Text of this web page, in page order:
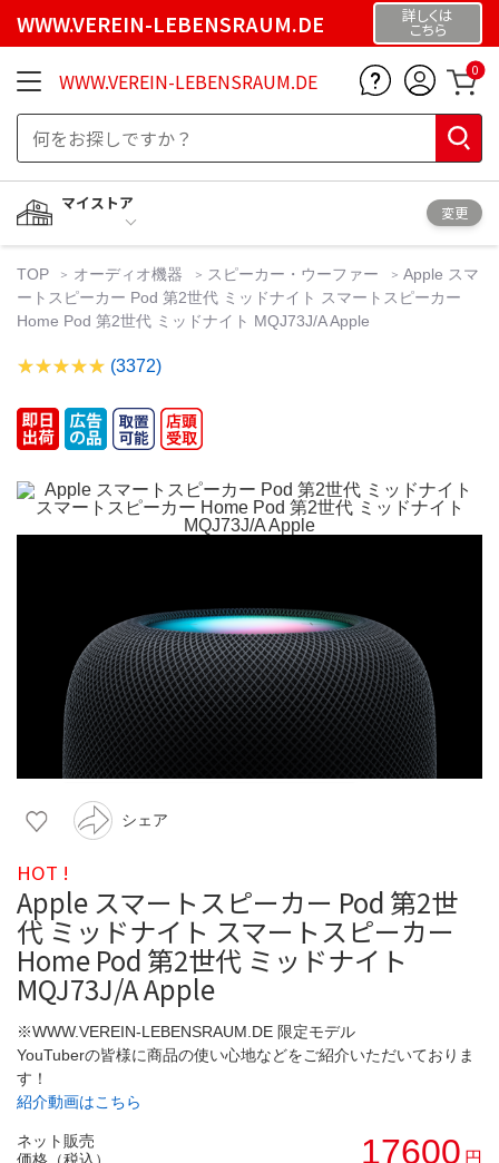
WWW.VEREIN-LEBENSRAUM.DE 詳しくは
こちら
WWW.VEREIN-LEBENSRAUM.DE 0
マイストア
変更
TOP オーディオ機器 スピーカー・ウーファー
Apple スマ
ートスピーカー Pod 第2世代 ミッドナイト スマートスピーカー
Home Pod 第2世代 ミッドナイト MQJ73J/A Apple
(3372)
シェア
HOT !
Apple スマートスピーカー Pod 第2世
代 ミッドナイト スマートスピーカー
Home Pod 第2世代 ミッドナイト
MQJ73J/A Apple
※WWW.VEREIN-LEBENSRAUM.DE 限定モデル
YouTuberの皆様に商品の使い心地などをご紹介いただいておりま
す！
紹介動画はこちら
ネット販売
17600 円